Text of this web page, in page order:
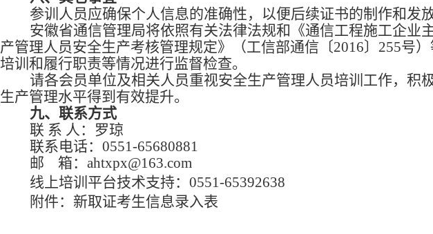
参训人员应确保个人信息的准确性，以便后续证书的制作和发放
安徽省通信管理局将依照有关法律法规和《通信工程施工企业
产管理人员安全生产考核管理规定》（工信部通信 〔2016〕 255号
培训和履行职责等情况进行监督检查。
请各会员单位及相关人员重视安全生产管理人员培训工作，积
生产管理水平得到有效提升。
九、联系方式
联 系 人：罗琼
联系电话：0551-65680881
邮 箱：ahtxpx@163.com
线上培训平台技术支持：0551-65392638
附件：新取证考生信息录入表